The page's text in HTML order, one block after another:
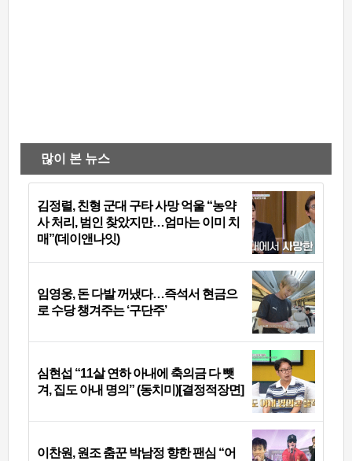
많이 본 뉴스
김정렬, 친형 군대 구타 사망 억울 “농약
사 처리, 범인 찾았지만…엄마는 이미 치
매”(데이앤나잇)
임영웅, 돈 다발 꺼냈다…즉석서 현금으
로 수당 챙겨주는 ‘구단주’
심현섭 “11살 연하 아내에 축의금 다 뺏
겨, 집도 아내 명의” (동치미)[결정적장면]
이찬원, 원조 춤꾼 박남정 향한 팬심 “어